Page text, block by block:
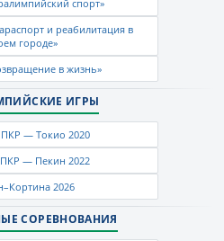
спорт»
и реабилитация в
городе»
в жизнь»
ИГРЫ
— Токио 2020
— Пекин 2022
2026
СОРЕВНОВАНИЯ